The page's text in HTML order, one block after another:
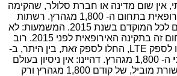
אין שום מדינה או חברת סלולר, שהקימה
בתקינה האירופאית בתחום ה- 1,800 מגהרץ. רשתות
כאלו תהיינה פעילות שם לכל המוקדם בשנת 2015. המשמעות: לא
יהיו מכשירי סלולר לתחום זה בתקינה האירופאית לפני 2015. רוב
לספק LTE , החלו לספק זאת, בין היתר, ב-
ה- 1,800 מגהרץ. דהיינו: אין ניסיון בעולם
למסלול, שמשרד התקשורת מוביל, של קודם 1,800 מגהרץ ורק